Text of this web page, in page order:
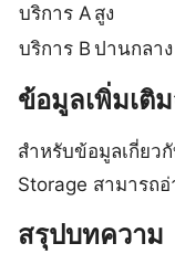
บริการ A สูง
บริการ B ปานกลาง
ข้อมูลเพิ่มเติ
สำหรับข้อมูลเกี่ยว
Storage สามารถ
สรุปบทความ